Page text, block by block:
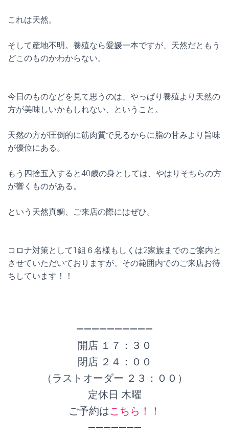
これは天然。
そして産地不明。養殖なら愛媛一本ですが、天然だともう
どこのものかわからない。
今日のものなどを見て思うのは、やっぱり養殖より天然の
方が美味しいかもしれない、ということ。
天然の方が圧倒的に筋肉質で見るからに脂の甘みより旨味
が優位にある。
もう四捨五入すると40歳の身としては、やはりそちらの方
が響くものがある。
という天然真鯛、ご来店の際にはぜひ。
コロナ対策として1組６名様もしくは2家族までのご案内と
させていただいておりますが、その範囲内でのご来店お待
ちしています！！
——————————
開店 １７：３０
閉店 ２４：００
（ラストオーダー ２３：００）
定休日 木曜
ご予約はこちら！！
———————